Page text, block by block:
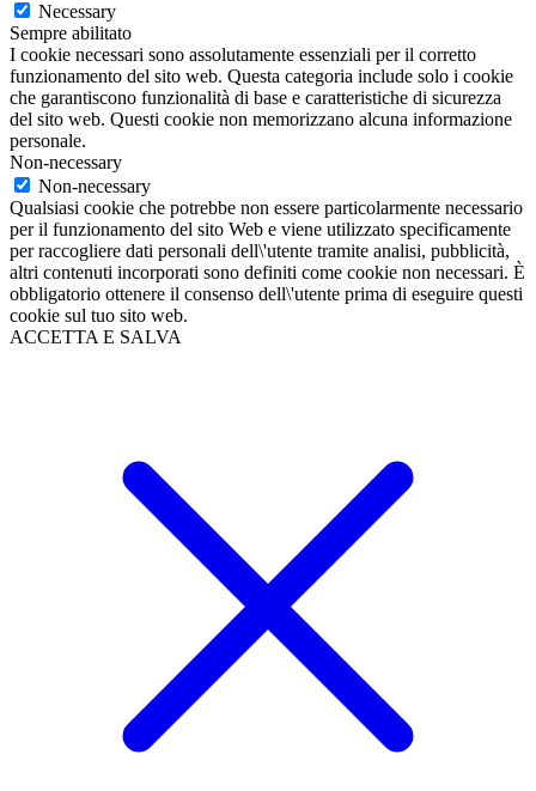
Necessary
Sempre abilitato
I cookie necessari sono assolutamente essenziali per il corretto
funzionamento del sito web. Questa categoria include solo i cookie
che garantiscono funzionalità di base e caratteristiche di sicurezza
del sito web. Questi cookie non memorizzano alcuna informazione
personale.
Non-necessary
Non-necessary
Qualsiasi cookie che potrebbe non essere particolarmente necessario
per il funzionamento del sito Web e viene utilizzato specificamente
per raccogliere dati personali dell\'utente tramite analisi, pubblicità,
altri contenuti incorporati sono definiti come cookie non necessari. È
obbligatorio ottenere il consenso dell\'utente prima di eseguire questi
cookie sul tuo sito web.
ACCETTA E SALVA